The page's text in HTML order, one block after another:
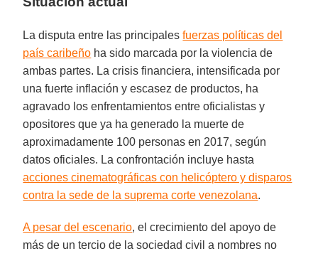
La disputa entre las principalesfuerzas políticas del
país caribeño ha sido marcada por la violencia de
ambas partes. La crisis financiera, intensificada por
una fuerte inflación y escasez de productos, ha
agravado los enfrentamientos entre oficialistas y
opositores que ya ha generado la muerte de
aproximadamente 100 personas en 2017, según
datos oficiales. La confrontación incluye hasta
acciones cinematográficas con helicóptero y disparos
contra la sede de la suprema corte venezolana.
A pesar del escenario, el crecimiento del apoyo de
más de un tercio de la sociedad civil a nombres no